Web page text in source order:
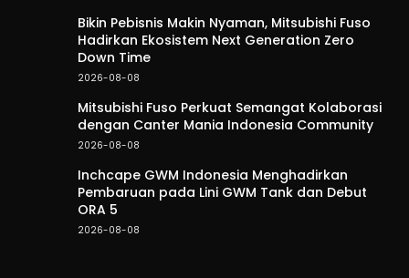
Bikin Pebisnis Makin Nyaman, Mitsubishi Fuso
Hadirkan Ekosistem Next Generation Zero
Down Time
2026-08-08
Mitsubishi Fuso Perkuat Semangat Kolaborasi
dengan Canter Mania Indonesia Community
2026-08-08
Inchcape GWM Indonesia Menghadirkan
Pembaruan pada Lini GWM Tank dan Debut
ORA 5
2026-08-08